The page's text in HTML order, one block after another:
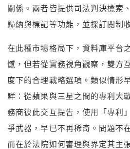
關係。兩者皆提供司法判決檢索
歸納與標記等功能，並採訂閱制
在此種市場格局下，資料庫平台
憾，但若從實務視角觀察，雙方
度下的合理戰略選項。類似情形
鮮：從蘋果與三星之間的專利大
務商彼此交互提告，使用「專利
爭武器，早已不再稀奇。問題不
而在於法院如何審理與界定其主